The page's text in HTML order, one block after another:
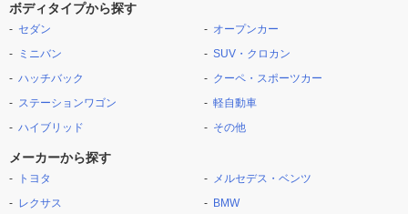
ボディタイプから探す
セダン
ミニバン
ハッチバック
ステーションワゴン
ハイブリッド
オープンカー
SUV・クロカン
クーペ・スポーツカー
軽自動車
その他
メーカーから探す
トヨタ
レクサス
メルセデス・ベンツ
BMW